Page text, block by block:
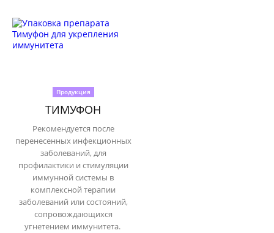
Продукция
ТИМУФОН
Рекомендуется после
перенесенных инфекционных
заболеваний, для
профилактики и стимуляции
иммунной системы в
комплексной терапии
заболеваний или состояний,
сопровождающихся
угнетением иммунитета.